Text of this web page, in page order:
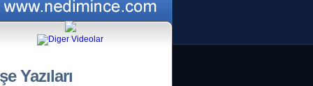
Yazıları